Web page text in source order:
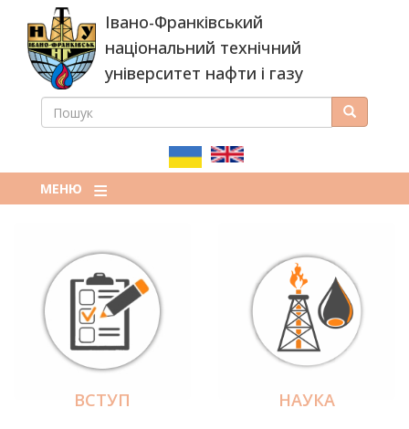
основного
вмісту
Івано-Франківський
національний технічний
університет нафти і газу
ПОШУКОВА
ПОШУК Пошук
МЕНЮ
ВСТУП НАУКА